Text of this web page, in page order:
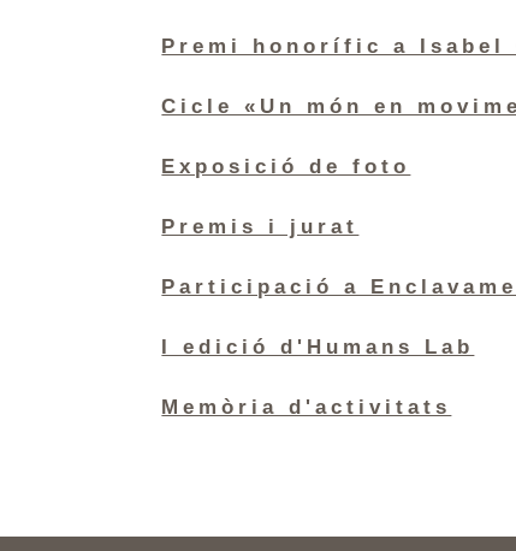
Premi honorífic a Isabel
Cicle «Un món en
Exposició de foto
Premis i jurat
Participació a
I edició d'Humans Lab
Memòria d'activitats